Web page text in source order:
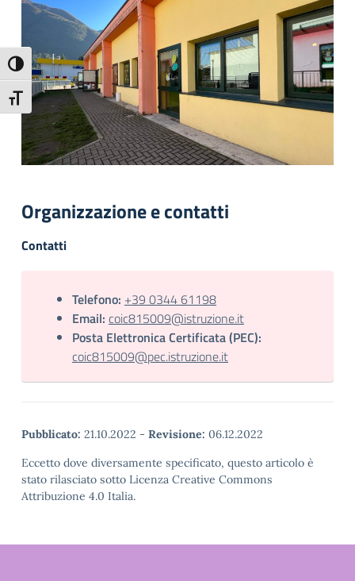
Attiva/disattiva alto contrasto
Attiva/disattiva dimensione testo
Organizzazione e contatti
Contatti
Telefono: +39 0344 61198
Email: coic815009@istruzione.it
Posta Elettronica Certificata (PEC):
coic815009@pec.istruzione.it
Pubblicato: 21.10.2022 - Revisione: 06.12.2022
Eccetto dove diversamente specificato, questo articolo è
stato rilasciato sotto Licenza Creative Commons
Attribuzione 4.0 Italia.